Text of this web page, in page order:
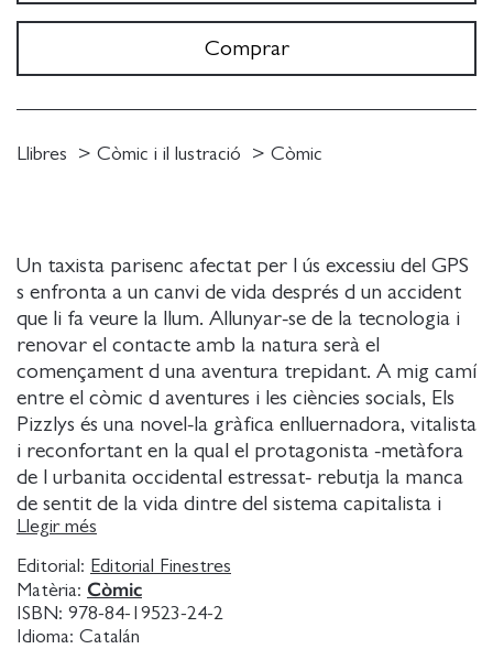
Un taxista parisenc afectat per l ús excessiu del GPS
s enfronta a un canvi de vida després d un accident
que li fa veure la llum. Allunyar-se de la tecnologia i
renovar el contacte amb la natura serà el
començament d una aventura trepidant. A mig camí
entre el còmic d aventures i les ciències socials, Els
Pizzlys és una novel-la gràfica enlluernadora, vitalista
i reconfortant en la qual el protagonista -metàfora
de l urbanita occidental estressat- rebutja la manca
de sentit de la vida dintre del sistema capitalista i
decideix alliberar-se per prosperar fent una cosa
aparentment senzilla: fugir.
Llegir més
Editorial: Editorial Finestres
Matèria: Còmic
ISBN: 978-84-19523-24-2
Idioma: Catalán
Comprar
Llibres Còmic i il lustració Còmic